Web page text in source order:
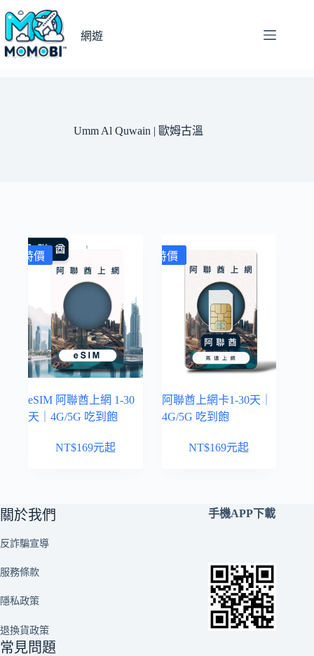
跳
主
要
網遊
Umm Al Quwain | 歐姆古溫
特價
eSIM 阿聯酋上網 1-30
天｜4G/5G 吃到飽
NT$169元起
特價
阿聯酋上網卡1-30天｜
4G/5G 吃到飽
NT$169元起
關於我們
反詐騙宣導
服務條款
隱私政策
退換貨政策
常見問題
手機APP下載